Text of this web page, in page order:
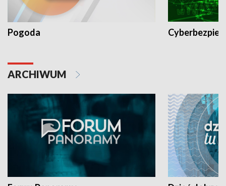
Pogoda
ARCHIWUM